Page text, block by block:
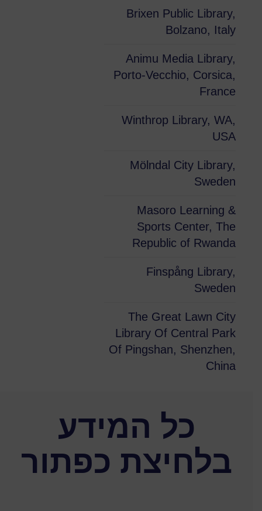
Brixen Public Library,
Bolzano, Italy
Animu Media Library,
Porto-Vecchio, Corsica,
France
Winthrop Library, WA,
USA
Mölndal City Library,
Sweden
Masoro Learning &
Sports Center, The
Republic of Rwanda
Finspång Library,
Sweden
The Great Lawn City
Library Of Central Park
Of Pingshan, Shenzhen,
China
כל המידע
בלחיצת כפתור